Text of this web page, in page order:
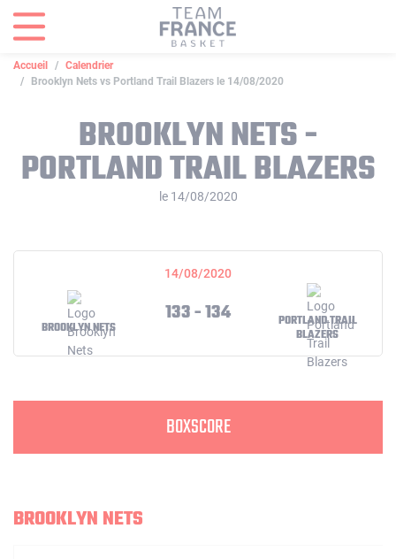
Accueil
Calendrier
Brooklyn Nets vs Portland Trail Blazers le 14/08/2020
BROOKLYN NETS -
PORTLAND TRAIL BLAZERS
le 14/08/2020
14/08/2020
BROOKLYN NETS
133 - 134
PORTLAND TRAIL
BLAZERS
BOXSCORE
BROOKLYN NETS
Panneau de gestion des cookies